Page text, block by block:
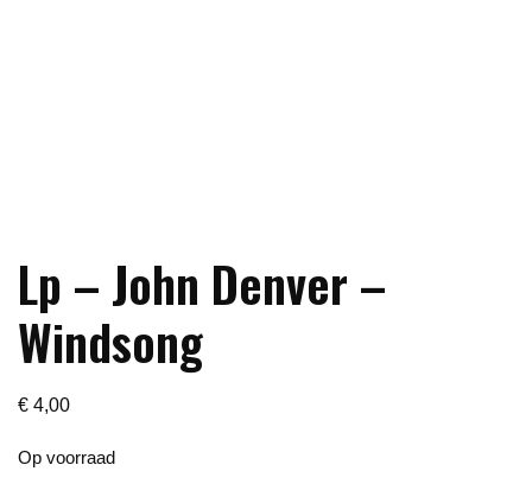
Lp – John Denver –
Windsong
€ 4,00
Op voorraad